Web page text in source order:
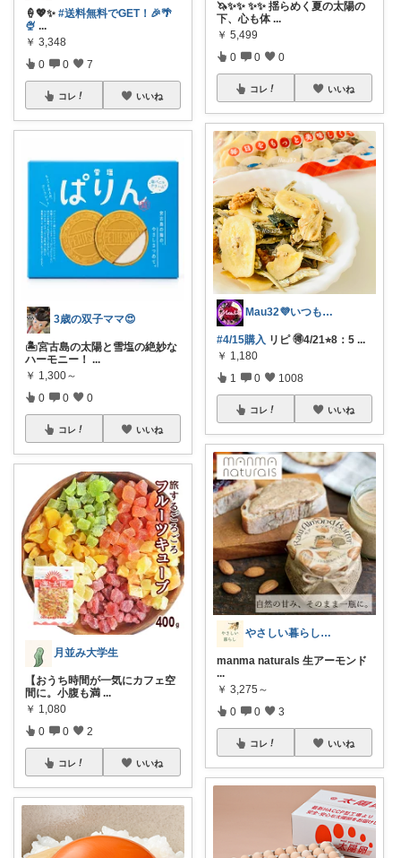
🍦💖✨ #送料無料でGET！🎉🌴
🍨 ...
￥ 3,348
0 0 7
コレ いいね
3歳の双子ママ😍
🏝️宮古島の太陽と雪塩の絶妙な
ハーモニー！ ...
￥ 1,300～
0 0 0
コレ いいね
月並み大学生
【おうち時間が一気にカフェ空
間に。小腹も満 ...
￥ 1,080
0 0 2
コレ いいね
🦄✨✨ ✨✨ 揺らめく夏の太陽の
下、心も体 ...
￥ 5,499
0 0 0
コレ いいね
Mau32💜いつも有難うございます😊
#4/15購入 リピ 🉐4/21⭐︎8：5 ...
￥ 1,180
1 0 1008
コレ いいね
やさしい暮らし_我が家のお気に入り
manma naturals 生アーモンド
...
￥ 3,275～
0 0 3
コレ いいね